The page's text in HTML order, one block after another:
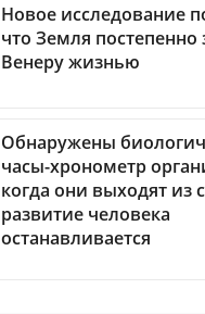
Новое исследование
что Земля постепенно
Венеру жизнью
Обнаружены
часы-хронометр
когда они выходят из
развитие человека
останавливается